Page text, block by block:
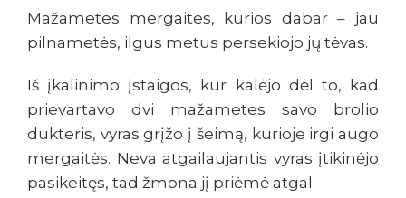
Mažametes mergaites, kurios dabar – jau
pilnametės, ilgus metus persekiojo jų tėvas.
Iš įkalinimo įstaigos, kur kalėjo dėl to, kad
prievartavo dvi mažametes savo brolio
dukteris, vyras grįžo į šeimą, kurioje irgi augo
mergaitės. Neva atgailaujantis vyras įtikinėjo
pasikeitęs, tad žmona jį priėmė atgal.